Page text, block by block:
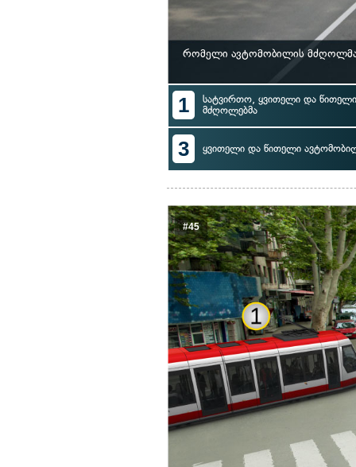
რომელი ავტომობილის მძღოლმა
1
სატვირთო, ყვითელი და
მძღოლებმა
3 ყვითელი და წითელი
#45